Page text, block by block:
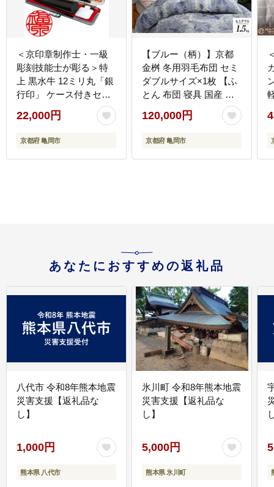
＜京印章制作士・一級
彫刻技能士が彫る＞特
上 黒水牛 12ミリ丸「銀
行印」 ケース付きセッ
22,000円
京都府 亀岡市
【ブルー（柄）】京都
金桝 冬用羽毛布団 セミ
ダブルサイズ×1枚 【ふ
とん 布団 寝具 国産 日
本製 羽毛布団 羽毛ふと
ん 羽毛ぶとん うもうぶ
とん うもうふとん 本掛
掛け布団 掛布団】アク
120,000円
京都府 亀岡市
あなたにおすすめの返礼品
八代市 令和8年熊本地震
災害支援【返礼品な
し】
1,000円
熊本県 八代市
氷川町 令和8年熊本地震
災害支援【返礼品な
し】
5,000円
熊本県 氷川町